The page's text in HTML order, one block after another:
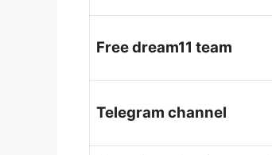
Free dream11 team
Telegram channel